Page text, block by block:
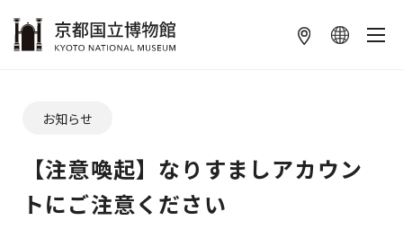
お知らせ
【注意喚起】なりすましアカウン
トにご注意ください